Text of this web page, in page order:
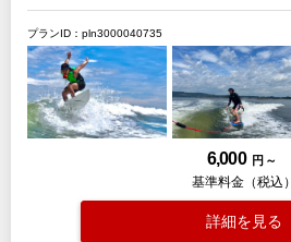
プランID：pln3000040735
6,000 円 ～
基準料金（税込）
詳細を見る